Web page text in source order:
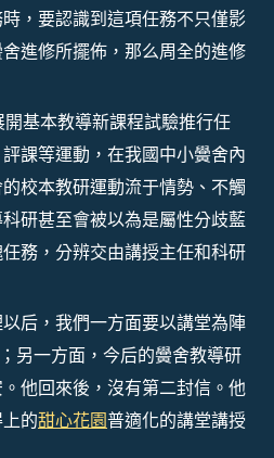
，要認識到這項任務不只僅影
進修所擺佈，那么周全的進修
基本教導新課程試驗推行任
課等運動，在我國中小黌舍內
校本教研運動流于情勢、不觸
研甚至會被以為是屬性分歧藍
務，分辨交由講授主任和科研
后，我們一方面要以講堂為陣
另一方面，今后的黌舍教導研
他回來後，沒有第二封信。他
的甜心花園普適化的講堂講授